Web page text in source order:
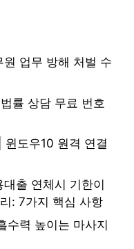
업무 방해 처벌 수
률 상담 무료 번호
도우10 원격 연결
출 연체시 기한이
: 7가지 핵심 사항
수력 높이는 마사지